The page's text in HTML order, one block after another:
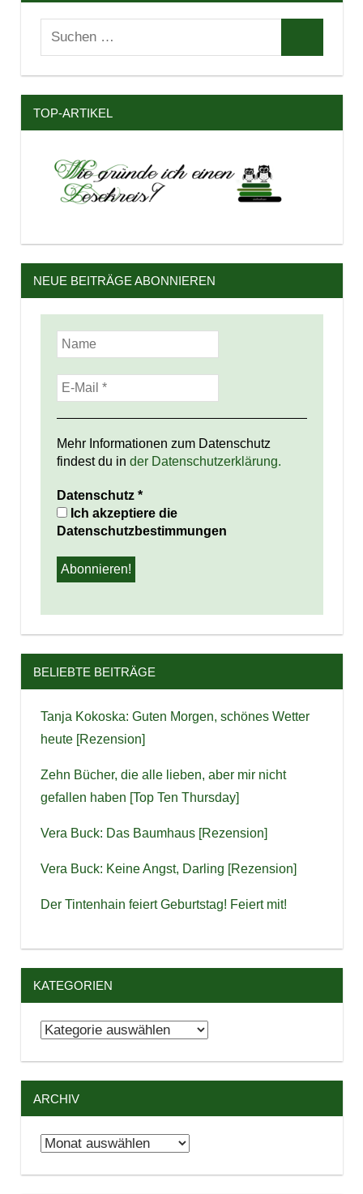
Suchen
TOP-ARTIKEL
NEUE BEITRÄGE ABONNIEREN
Mehr Informationen zum Datenschutz
findest du in der Datenschutzerklärung.
Datenschutz *
Ich akzeptiere die
Datenschutzbestimmungen
BELIEBTE BEITRÄGE
Tanja Kokoska: Guten Morgen, schönes Wetter
heute [Rezension]
Zehn Bücher, die alle lieben, aber mir nicht
gefallen haben [Top Ten Thursday]
Vera Buck: Das Baumhaus [Rezension]
Vera Buck: Keine Angst, Darling [Rezension]
Der Tintenhain feiert Geburtstag! Feiert mit!
KATEGORIEN
Kategorien
ARCHIV
Archiv